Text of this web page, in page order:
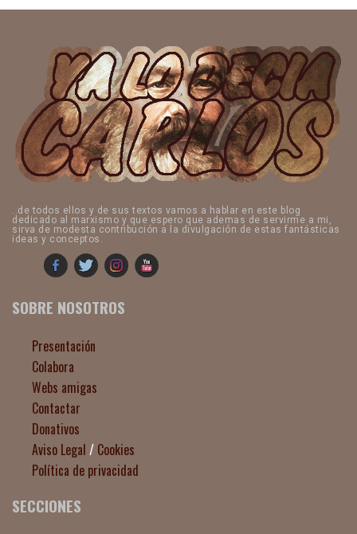
..de todos ellos y de sus textos vamos a hablar en este blog
dedicado al marxismo y que espero que ademas de servirme a mi,
sirva de modesta contribución a la divulgación de estas fantásticas
ideas y conceptos.
SOBRE NOSOTROS
Presentación
Colabora
Webs amigas
Contactar
Donativos
Aviso Legal / Cookies
Política de privacidad
SECCIONES